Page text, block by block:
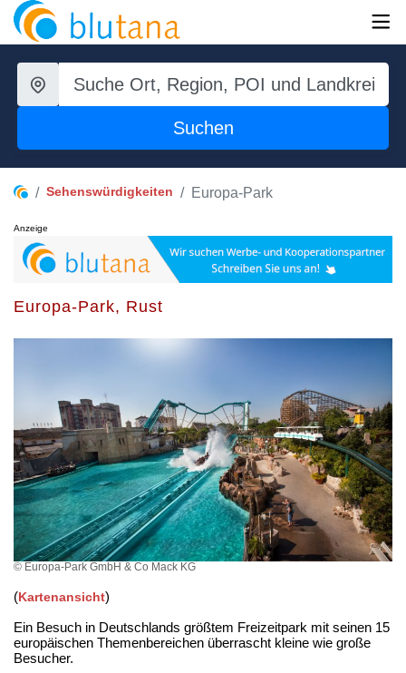
Suchen
Sehenswürdigkeiten Europa-Park
Anzeige
Europa-Park, Rust
© Europa-Park GmbH & Co Mack KG
(Kartenansicht)
Ein Besuch in Deutschlands größtem Freizeitpark mit seinen 15
europäischen Themenbereichen überrascht kleine wie große
Besucher.